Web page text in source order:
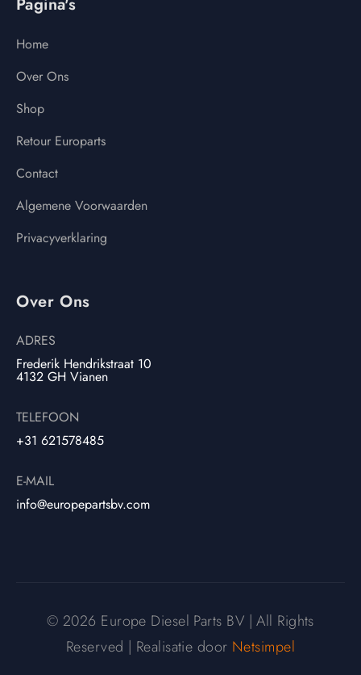
Home
Over Ons
Shop
Retour Europarts
Contact
Algemene Voorwaarden
Privacyverklaring
Over Ons
ADRES
Frederik Hendrikstraat 10
4132 GH Vianen
TELEFOON
+31 621578485
E-MAIL
info@europepartsbv.com
© 2026 Europe Diesel Parts BV | All Rights
Reserved | Realisatie door Netsimpel